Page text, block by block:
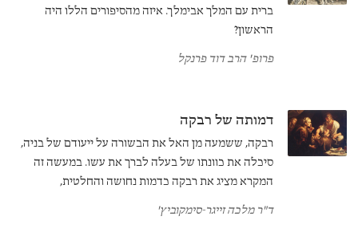
ברית עם המלך אבימלך. איזה מהסיפורים הללו היה
הראשון?
פרופ' הרב דוד פרנקל
דמותה של רבקה
רבקה, ששמעה מן האל את הבשורה על ייעודם של בניה,
סיכלה את כוונתו של בעלה לברך את עשו. במעשה זה
המקרא מציג את רבקה כדמות נחושה והחלטית,
ולעומתה את יצחק כחלש וכמי שאינו מודע למתרחש
סביבו. פרשני המקרא המוקדמים נקטו גישות סותרות
ד"ר מלכה זייגר-סימקוביץ'